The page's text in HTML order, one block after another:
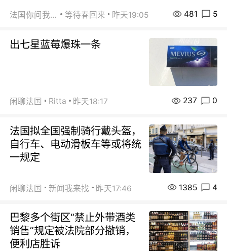
法国你问我答 等待春回来 昨天19:05 481 5
出七星蓝莓爆珠一条
闲聊法国 Ritta 昨天18:17 237 0
法国拟全国强制骑行戴头盔，
自行车、电动滑板车等或将统
一规定
闲聊法国 新闻我来找 昨天17:46 1385 4
巴黎多个街区“禁止外带酒类
销售”规定被法院部分撤销，
便利店胜诉